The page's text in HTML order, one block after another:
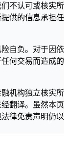
不认可或核实所
供的信息承担任
自负。对于因依
何交易而造成的
机构独立核实所
翻译。虽然本页
律免责声明仍以